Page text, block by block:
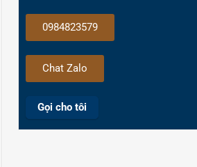
0984823579
Chat Zalo
Gọi cho tôi